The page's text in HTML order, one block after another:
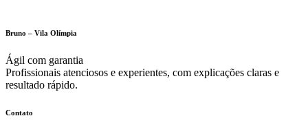
Bruno – Vila Olímpia
Ágil com garantia
Profissionais atenciosos e experientes, com explicações claras e
resultado rápido.
Contato